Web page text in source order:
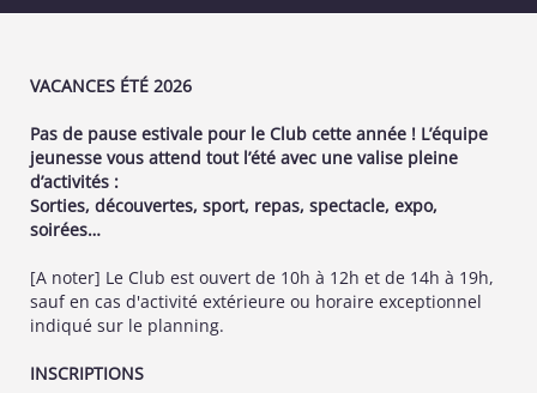
VACANCES ÉTÉ 2026
Pas de pause estivale pour le Club cette année ! L’équipe
jeunesse vous attend tout l’été avec une valise pleine
d’activités :
Sorties, découvertes, sport, repas, spectacle, expo,
soirées…
[A noter] Le Club est ouvert de 10h à 12h et de 14h à 19h,
sauf en cas d'activité extérieure ou horaire exceptionnel
indiqué sur le planning.
INSCRIPTIONS